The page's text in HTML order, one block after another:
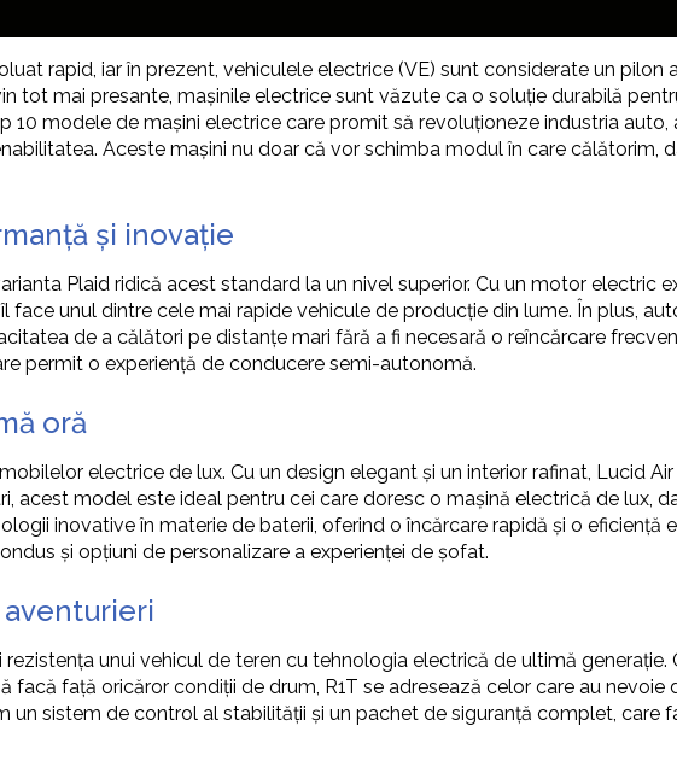
rapid, iar în prezent, vehiculele electrice (VE) sunt considerate un pilon
tot mai presante, mașinile electrice sunt văzute ca o soluție durabilă
modele de mașini electrice care promit să revoluționeze industria
Aceste mașini nu doar că vor schimba modul în care călătorim,
și inovație
Plaid ridică acest standard la un nivel superior. Cu un motor electric
unul dintre cele mai rapide vehicule de producție din lume. În plus,
de a călători pe distanțe mari fără a fi necesară o reîncărcare
permit o experiență de conducere semi-autonomă.
oră
electrice de lux. Cu un design elegant și un interior rafinat, Lucid
model este ideal pentru cei care doresc o mașină electrică de lux,
inovative în materie de baterii, oferind o încărcare rapidă și o eficiență
și opțiuni de personalizare a experienței de șofat.
aventurieri
unui vehicul de teren cu tehnologia electrică de ultimă
față oricăror condiții de drum, R1T se adresează celor care au
sistem de control al stabilității și un pachet de siguranță complet, care